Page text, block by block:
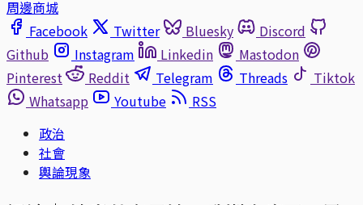
周邊商城
Facebook
Twitter Bluesky
Discord
Github
Instagram Linkedin
Mastodon
Pinterest
Reddit Telegram Threads
Tiktok
Whatsapp
Youtube
RSS
政治
社會
輿論現象